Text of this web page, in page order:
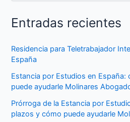
Entradas recientes
Residencia para Teletrabajador
España
Estancia por Estudios en
puede ayudarle Molinares
Prórroga de la Estancia por
plazos y cómo puede ayudarle